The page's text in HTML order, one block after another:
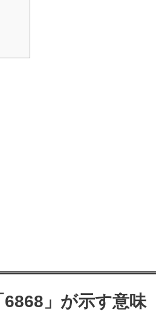
」が示す意味